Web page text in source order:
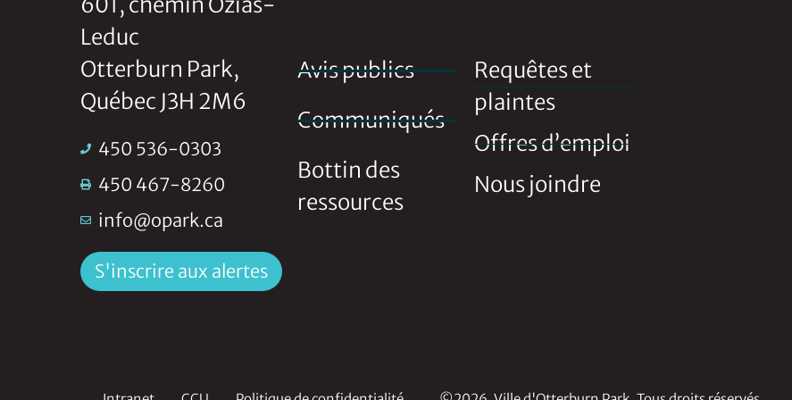
Leduc
Otterburn Park,
Québec J3H 2M6
450 536-0303
450 467-8260
info@opark.ca
S'inscrire aux alertes
Avis publics
Communiqués
Bottin des
ressources
Requêtes et
plaintes
Offres d’emploi
Nous joindre